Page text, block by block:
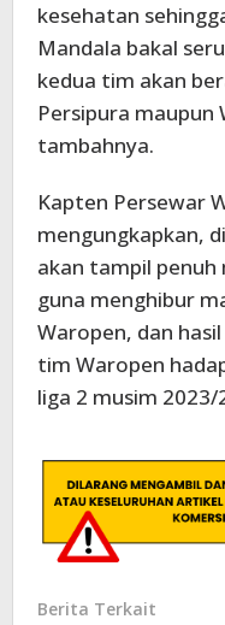
kesehatan
Mandala bakal
kedua tim akan
Persipura maupun
tambahnya.
Kapten Persewar
mengungkapkan,
akan tampil
guna menghibur
Waropen, dan
tim Waropen
liga 2 musim 2023/
Berita Terkait